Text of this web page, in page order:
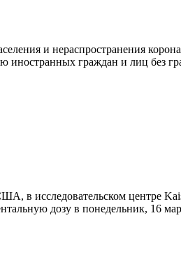
и нераспространения
иностранных граждан и лиц без
в исследовательском центре
дозу в понедельник, 16